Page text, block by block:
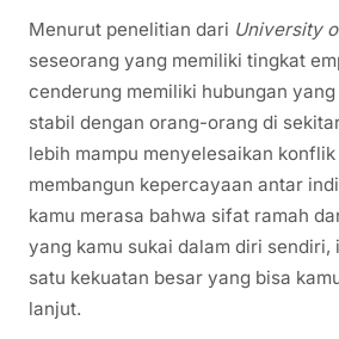
Menurut penelitian dari University
seseorang yang memiliki tingkat
cenderung memiliki hubungan
stabil dengan orang-orang di
lebih mampu menyelesaikan
membangun kepercayaan antar
kamu merasa bahwa sifat ramah
yang kamu sukai dalam diri sendiri,
satu kekuatan besar yang bisa
lanjut.